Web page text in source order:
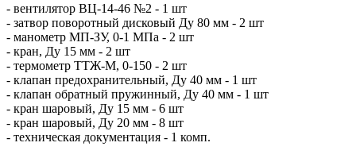
- вентилятор ВЦ-14-46 №2 - 1 шт
- затвор поворотный дисковый Ду 80 мм - 2 шт
- манометр МП-ЗУ, 0-1 МПа - 2 шт
- кран, Ду 15 мм - 2 шт
- термометр ТТЖ-М, 0-150 - 2 шт
- клапан предохранительный, Ду 40 мм - 1 шт
- клапан обратный пружинный, Ду 40 мм - 1 шт
- кран шаровый, Ду 15 мм - 6 шт
- кран шаровый, Ду 20 мм - 8 шт
- техническая документация - 1 комп.